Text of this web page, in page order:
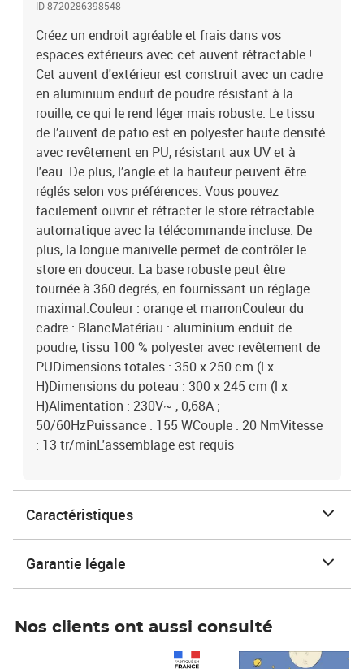
: 230V~ , 0,68A ; 50/60HzPuissance : 155 WCouple : 20 NmVitesse
: 13 tr/minL'assemblage est requis
ID 8720286398548
Créez un endroit agréable et frais dans vos
espaces extérieurs avec cet auvent rétractable !
Cet auvent d'extérieur est construit avec un cadre
en aluminium enduit de poudre résistant à la
rouille, ce qui le rend léger mais robuste. Le tissu
de l’auvent de patio est en polyester haute densité
avec revêtement en PU, résistant aux UV et à
l'eau. De plus, l’angle et la hauteur peuvent être
réglés selon vos préférences. Vous pouvez
facilement ouvrir et rétracter le store rétractable
automatique avec la télécommande incluse. De
plus, la longue manivelle permet de contrôler le
store en douceur. La base robuste peut être
tournée à 360 degrés, en fournissant un réglage
maximal.Couleur : orange et marronCouleur du
cadre : BlancMatériau : aluminium enduit de
poudre, tissu 100 % polyester avec revêtement de
PUDimensions totales : 350 x 250 cm (l x
H)Dimensions du poteau : 300 x 245 cm (l x
H)Alimentation : 230V~ , 0,68A ;
50/60HzPuissance : 155 WCouple : 20 NmVitesse
: 13 tr/minL'assemblage est requis
Caractéristiques
Garantie légale
Nos clients ont aussi consulté
Prix 7,50€